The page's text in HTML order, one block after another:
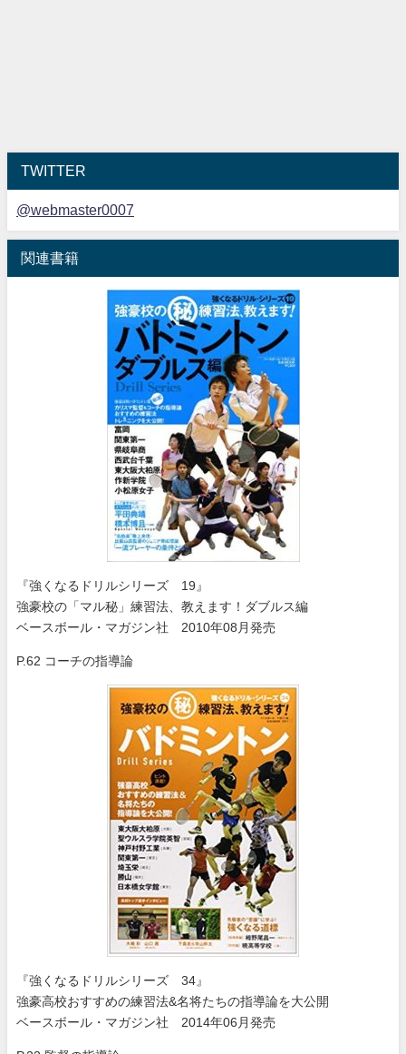
TWITTER
@webmaster0007
関連書籍
『強くなるドリルシリーズ 19』
強豪校の「マル秘」練習法、教えます！ダブルス編
ベースボール・マガジン社 2010年08月発売
P.62 コーチの指導論
『強くなるドリルシリーズ 34』
強豪高校おすすめの練習法&名将たちの指導論を大公開
ベースボール・マガジン社 2014年06月発売